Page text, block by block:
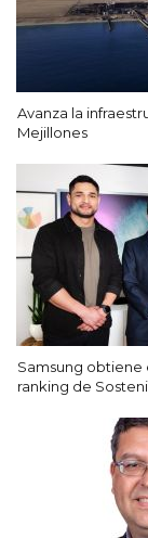
Avanza la
Mejillones
Samsung obtiene
ranking de